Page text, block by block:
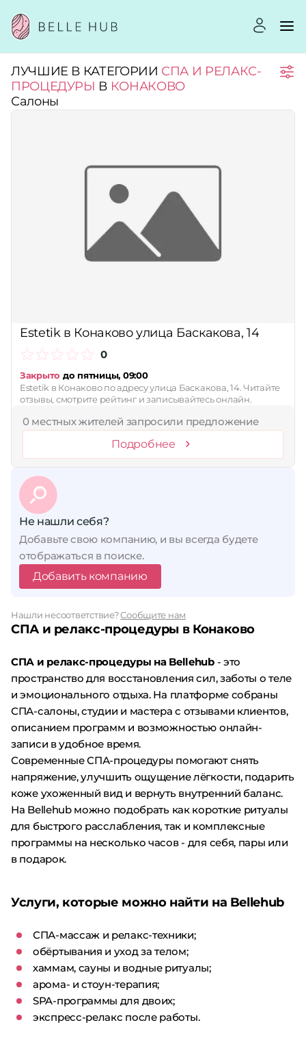
Город:
ЛУЧШИЕ В КАТЕГОРИИ СПА И РЕЛАКС-
ПРОЦЕДУРЫ В КОНАКОВО
Салоны
Estetik в Конаково улица Баскакова, 14
0
Закрыто до пятницы, 09:00
Estetik в Конаково по адресу улица Баскакова, 14. Читайте
отзывы, смотрите рейтинг и записывайтесь онлайн.
0 местных жителей запросили предложение
Подробнее
Не нашли себя?
Добавьте свою компанию, и вы всегда будете
отображаться в поиске.
Добавить компанию
Нашли несоответствие?Сообщите нам
СПА и релакс-процедуры в Конаково
СПА и релакс-процедуры на Bellehub- это
пространство для восстановления сил, заботы о теле
и эмоционального отдыха. На платформе собраны
СПА-салоны, студии и мастера с отзывами клиентов,
описанием программ и возможностью онлайн-
записи в удобное время.
Современные СПА-процедуры помогают снять
напряжение, улучшить ощущение лёгкости, подарить
коже ухоженный вид и вернуть внутренний баланс.
На Bellehub можно подобрать как короткие ритуалы
для быстрого расслабления, так и комплексные
программы на несколько часов - для себя, пары или
в подарок.
Услуги, которые можно найти на Bellehub
СПА-массаж и релакс-техники;
обёртывания и уход за телом;
хаммам, сауны и водные ритуалы;
арома- и стоун-терапия;
SPA-программы для двоих;
экспресс-релакс после работы.